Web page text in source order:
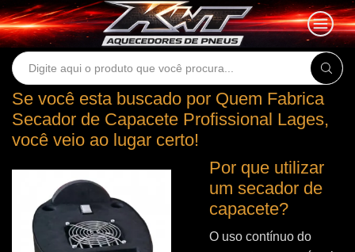
Search
Se você esta buscado por Quem Fabrica
Secador de Capacete Profissional Lages,
você veio ao lugar certo!
Por que utilizar
um secador de
capacete?
O uso contínuo do